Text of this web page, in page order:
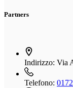
Partners
Indirizzo: Via
Telefono: